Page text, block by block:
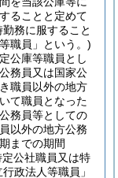
ることと定めて
務に服すること
職員」という。)
公庫等職員とし
務員又は国家公
職員以外の地方
て職員となった
務員等としての
以外の地方公務
までの期間
公社職員又は特
政法人等職員」